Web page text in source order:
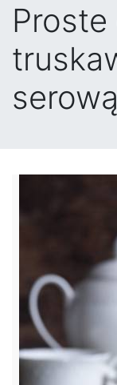
serową